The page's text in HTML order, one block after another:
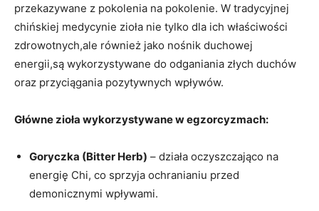
przekazywane z ‍pokolenia ​na ⁤pokolenie. W ‍tradycyjnej
chińskiej medycynie ⁣zioła nie tylko dla ich⁤ właściwości
zdrowotnych,ale również jako nośnik⁣ duchowej
energii,są​ wykorzystywane ​do odganiania złych ​duchów
oraz​ przyciągania‍ pozytywnych wpływów.
Główne zioła wykorzystywane w egzorcyzmach:
Goryczka (Bitter ⁤Herb) – działa oczyszczająco na⁤
energię Chi, ⁤co⁢ sprzyja ⁤ochranianiu przed
demonicznymi wpływami.